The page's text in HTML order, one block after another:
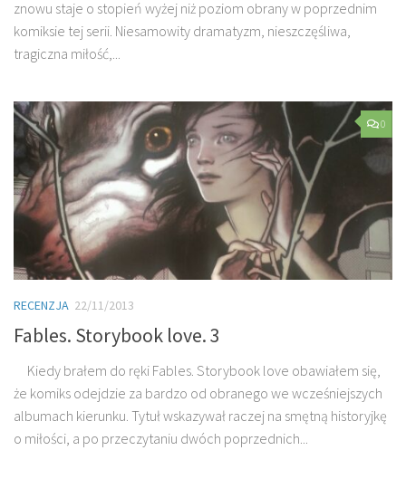
znowu staje o stopień wyżej niż poziom obrany w poprzednim
komiksie tej serii. Niesamowity dramatyzm, nieszczęśliwa,
tragiczna miłość,...
0
RECENZJA 22/11/2013
Fables. Storybook love. 3
Kiedy brałem do ręki Fables. Storybook love obawiałem się,
że komiks odejdzie za bardzo od obranego we wcześniejszych
albumach kierunku. Tytuł wskazywał raczej na smętną historyjkę
o miłości, a po przeczytaniu dwóch poprzednich...